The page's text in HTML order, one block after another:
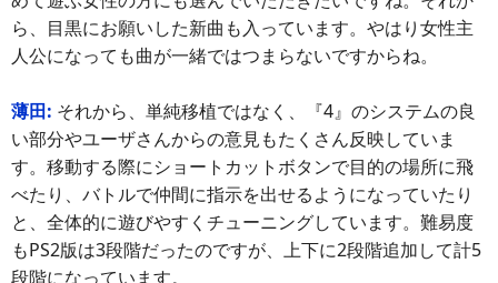
ら、目黒にお願いした新曲も入っています。やはり女性主
人公になっても曲が一緒ではつまらないですからね。
薄田: それから、単純移植ではなく、『4』のシステムの良
い部分やユーザさんからの意見もたくさん反映していま
す。移動する際にショートカットボタンで目的の場所に飛
べたり、バトルで仲間に指示を出せるようになっていたり
と、全体的に遊びやすくチューニングしています。難易度
もPS2版は3段階だったのですが、上下に2段階追加して計5
段階になっています。